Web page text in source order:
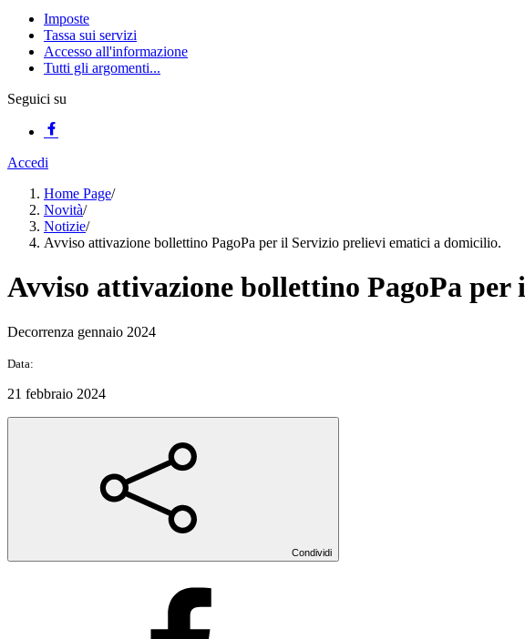
Imposte
Tassa sui servizi
Accesso all'informazione
Tutti gli argomenti...
Seguici su
Accedi
Home Page/
Novità/
Notizie/
Avviso attivazione bollettino PagoPa per il Servizio prelievi ematici a domicilio.
Avviso attivazione bollettino PagoPa
Decorrenza gennaio 2024
Data:
21 febbraio 2024
Condividi